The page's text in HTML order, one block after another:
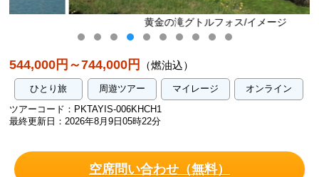
黄金の滝グトルフォス/イメージ
544,000円～744,000円 （燃油込）
ひとり旅 周遊ツアー マイレージ
オンライン
ツアーコード：PKTAYIS-006KHCH1
最終更新日：2026年8月9日05時22分
空席問い合わせ（無料）